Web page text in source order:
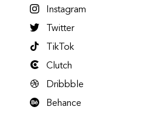
Instagram
Twitter
TikTok
Clutch
Dribbble
Behance